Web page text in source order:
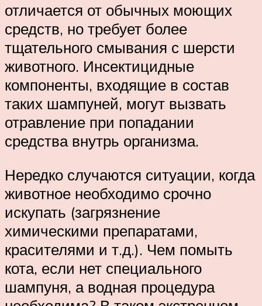
отличается от обычных моющих
средств, но требует более
тщательного смывания с шерсти
животного. Инсектицидные
компоненты, входящие в состав
таких шампуней, могут вызвать
отравление при попадании
средства внутрь организма.
Нередко случаются ситуации, когда
животное необходимо срочно
искупать (загрязнение
химическими препаратами,
красителями и т.д.). Чем помыть
кота, если нет специального
шампуня, а водная процедура